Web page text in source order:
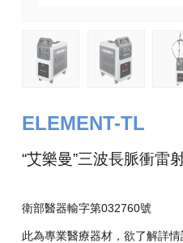
ELEMENT-TL
“艾樂曼”三波長脈衝雷
衛部醫器輸字第032760號
此為專業醫療器材，欲了解詳情